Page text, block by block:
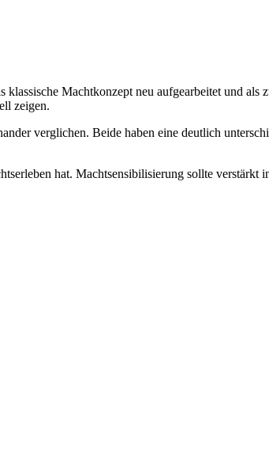
Machtkonzept neu aufgearbeitet und als
zeigen.
verglichen. Beide haben eine deutlich
hat. Machtsensibilisierung sollte